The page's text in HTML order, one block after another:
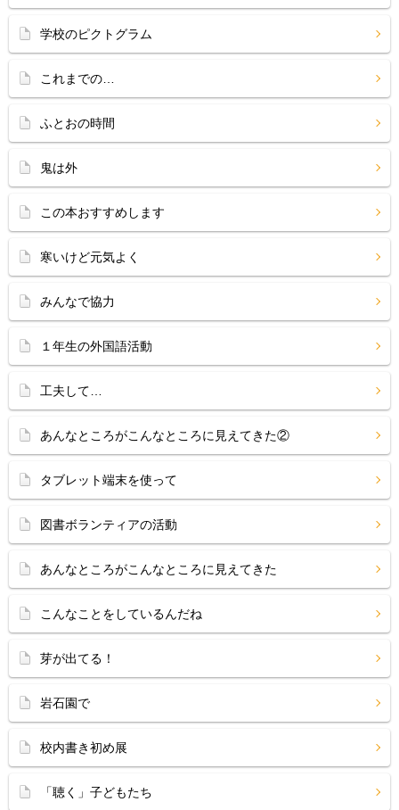
学校のピクトグラム
これまでの…
ふとおの時間
鬼は外
この本おすすめします
寒いけど元気よく
みんなで協力
１年生の外国語活動
工夫して…
あんなところがこんなところに見えてきた②
タブレット端末を使って
図書ボランティアの活動
あんなところがこんなところに見えてきた
こんなことをしているんだね
芽が出てる！
岩石園で
校内書き初め展
「聴く」子どもたち